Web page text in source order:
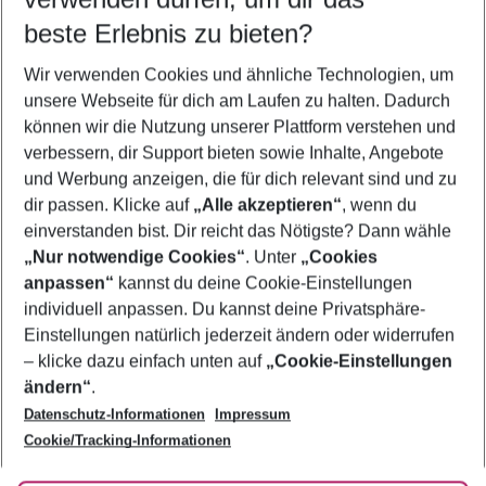
5-8 Nächte
2 Erwachsene Keine Kinder
Mehr Filter anzeigen
Footer
Footer navigation
Über uns
AGB
Bestpreisgarantie
Cookie-Einstellungen ändern
Cookie-Richtlinie
Agenturbetreuung
Barrierefreies Reisen
Folge uns
beste Erlebnis zu bieten?
Wir verwenden Cookies und ähnliche Technologien, um
unsere Webseite für dich am Laufen zu halten. Dadurch
können wir die Nutzung unserer Plattform verstehen und
verbessern, dir Support bieten sowie Inhalte, Angebote
und Werbung anzeigen, die für dich relevant sind und zu
dir passen. Klicke auf „Alle akzeptieren“, wenn du
einverstanden bist. Dir reicht das Nötigste? Dann wähle
„Nur notwendige Cookies“. Unter „Cookies
anpassen“ kannst du deine Cookie-Einstellungen
individuell anpassen. Du kannst deine Privatsphäre-
Einstellungen natürlich jederzeit ändern oder widerrufen
– klicke dazu einfach unten auf „Cookie-Einstellungen
ändern“.
Datenschutz-Informationen
Impressum
Cookie/Tracking-Informationen